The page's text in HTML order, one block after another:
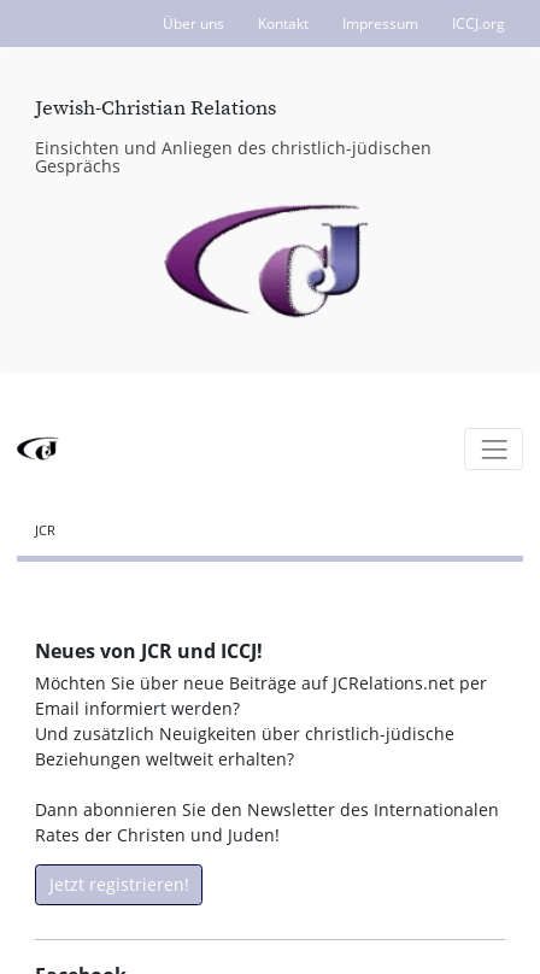
Über uns Kontakt Impressum ICCJ.org
Jewish-Christian Relations
Einsichten und Anliegen des christlich-jüdischen
Gesprächs
JCR
Neues von JCR und ICCJ!
Möchten Sie über neue Beiträge auf JCRelations.net per
Email informiert werden?
Und zusätzlich Neuigkeiten über christlich-jüdische
Beziehungen weltweit erhalten?
Dann abonnieren Sie den Newsletter des Internationalen
Rates der Christen und Juden!
Jetzt registrieren!